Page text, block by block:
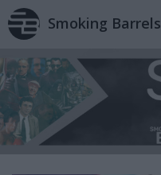
Smoking Barrels